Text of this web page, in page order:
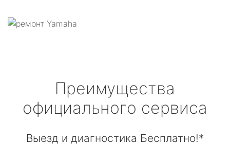
Преимущества
официального сервиса
Выезд и диагностика Бесплатно!*